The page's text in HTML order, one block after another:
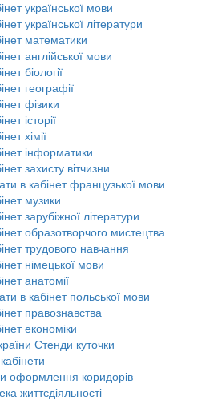
української мови
української літератури
математики
англійської мови
біології
географії
фізики
історії
хімії
інформатики
захисту вітчизни
в кабінет французької мови
музики
зарубіжної літератури
образотворчого мистецтва
трудового навчання
німецької мови
анатомії
в кабінет польської мови
правознавства
економіки
Стенди куточки
оформлення коридорів
життєдіяльності